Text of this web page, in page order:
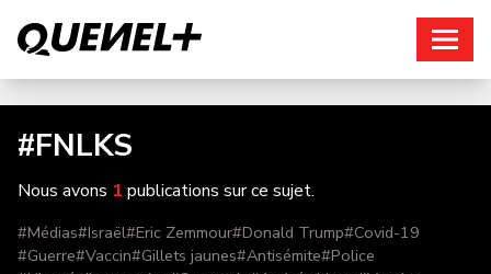
#FNLKS
Nous avons 1 publications sur ce sujet.
#Médias#Israël#Eric Zemmour#Donald Trump#Covid-19
#Guerre#Vaccin#Gillets jaunes#Antisémite#Police